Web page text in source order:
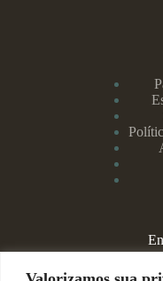
Rua Rei Alberto, 108 /